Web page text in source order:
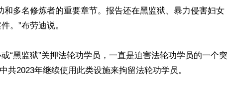
和多名修炼者的重要章节。报告还在黑监狱、暴力侵害妇女
。”布劳迪说。
“黑监狱”关押法轮功学员，一直是迫害法轮功学员的一个突
共2023年继续使用此类设施来拘留法轮功学员。